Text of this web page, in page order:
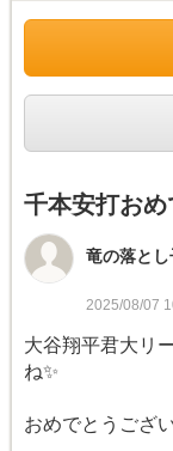
千本安打お
竜の落とし
2025/08/07
大谷翔平君大リ
ね✨
おめでとうござ